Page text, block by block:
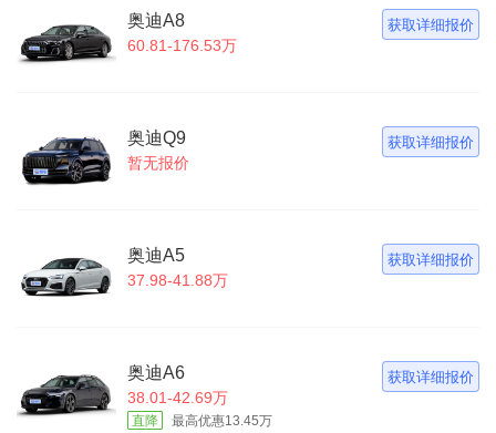
奥迪A8
60.81-176.53万
获取详细报价
奥迪Q9
暂无报价
获取详细报价
奥迪A5
37.98-41.88万
获取详细报价
奥迪A6
38.01-42.69万
直降 最高优惠13.45万
获取详细报价